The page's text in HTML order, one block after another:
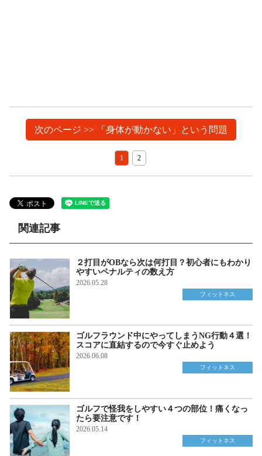
次のページ >> 「身体が動かない」という問題
1 2
関連記事
２打目がOBなら次は何打目？初心者にもわかり
やすいペナルティの数え方
2026.05.28
フィットネス
ゴルフラウンド中にやってしまうNG行動４選！
スコアに直結するので今すぐ止めよう
2026.06.08
フィットネス
ゴルフで怪我をしやすい４つの部位！痛くなっ
たら要注意です！
2026.05.14
フィットネス